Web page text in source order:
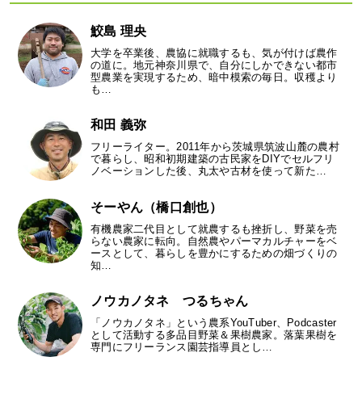
鮫島 理央
大学を卒業後、農協に就職するも、気が付けば農作
の道に。地元神奈川県で、自分にしかできない都市
型農業を実現するため、暗中模索の毎日。収穫より
も…
和田 義弥
フリーライター。2011年から茨城県筑波山麓の農村
で暮らし、昭和初期建築の古民家をDIYでセルフリ
ノベーションした後、丸太や古材を使って新た…
そーやん（橋口創也）
有機農家二代目として就農するも挫折し、野菜を売
らない農家に転向。自然農やパーマカルチャーをベ
ースとして、暮らしを豊かにするための畑づくりの
知…
ノウカノタネ つるちゃん
「ノウカノタネ」という農系YouTuber、Podcaster
として活動する多品目野菜＆果樹農家。落葉果樹を
専門にフリーランス園芸指導員とし…